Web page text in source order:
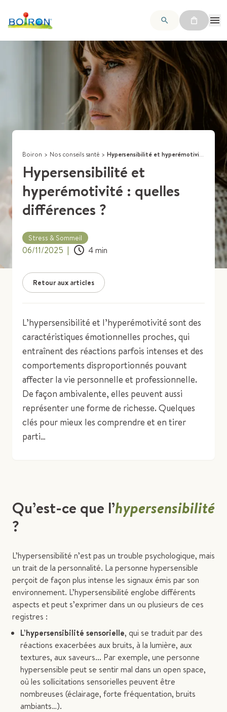
Boiron > Nos conseils santé > Hypersensibilité et hyperémotivité : quelles différences ?
Hypersensibilité et
hyperémotivité : quelles
différences ?
Stress & Sommeil
06/11/2025 | 4min
Retour aux articles
L’hypersensibilité et l’hyperémotivité sont des
caractéristiques émotionnelles proches, qui
entraînent des réactions parfois intenses et des
comportements disproportionnés pouvant
affecter la vie personnelle et professionnelle.
De façon ambivalente, elles peuvent aussi
représenter une forme de richesse. Quelques
clés pour mieux les comprendre et en tirer
parti…
Qu’est-ce que l’hypersensibilité
?
L’hypersensibilité n’est pas un trouble psychologique, mais
un trait de la personnalité. La personne hypersensible
perçoit de façon plus intense les signaux émis par son
environnement. L’hypersensibilité englobe différents
aspects et peut s’exprimer dans un ou plusieurs de ces
registres :
L’hypersensibilité sensorielle, qui se traduit par des
réactions exacerbées aux bruits, à la lumière, aux
textures, aux saveurs... Par exemple, une personne
hypersensible peut se sentir mal dans un open space,
où les sollicitations sensorielles peuvent être
nombreuses (éclairage, forte fréquentation, bruits
ambiants…).